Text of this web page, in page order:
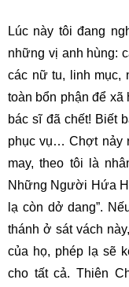
Lúc này tôi đang
những vị anh hùng:
các nữ tu, linh mục,
toàn bổn phận để xã
bác sĩ đã chết! Biết
phục vụ… Chợt nảy
may, theo tôi là
Những Người Hứa
lạ còn dở dang”.
thánh ở sát vách
của họ, phép lạ sẽ
cho tất cả. Thiên